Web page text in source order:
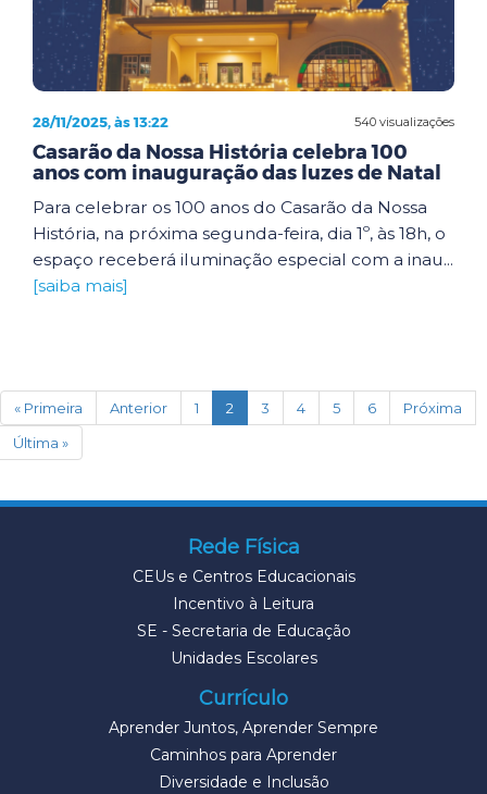
540 visualizações
28/11/2025, às 13:22
Casarão da Nossa História celebra 100
anos com inauguração das luzes de Natal
Para celebrar os 100 anos do Casarão da Nossa
História, na próxima segunda-feira, dia 1º, às 18h, o
espaço receberá iluminação especial com a inau...
[saiba mais]
« Primeira Anterior 1 2 (current)
3 4 5 6
Próxima
Última »
Rede Física
CEUs e Centros Educacionais
Incentivo à Leitura
SE - Secretaria de Educação
Unidades Escolares
Currículo
Aprender Juntos, Aprender Sempre
Caminhos para Aprender
Diversidade e Inclusão